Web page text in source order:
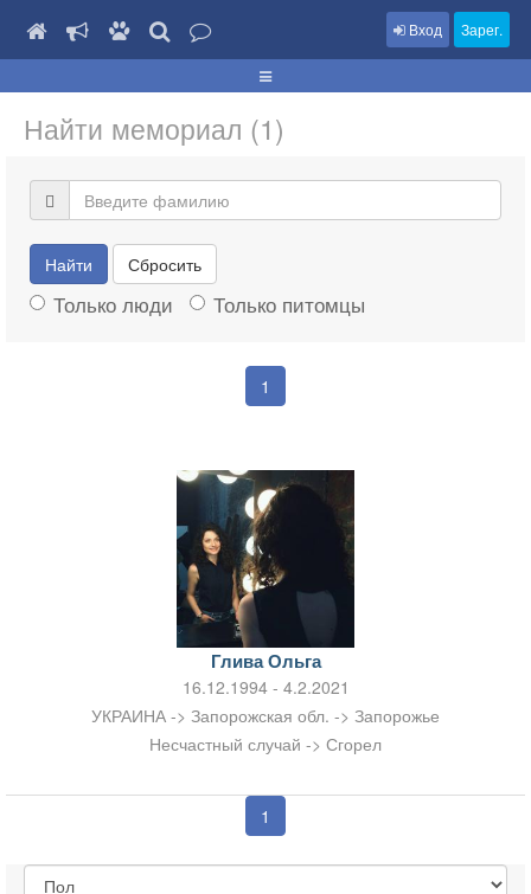
Вход Зарег.
Найти мемориал (1)
Найти Сбросить
Только люди Только питомцы
1
Глива Ольга
16.12.1994 - 4.2.2021
УКРАИНА -> Запорожская обл. -> Запорожье
Несчастный случай -> Сгорел
1